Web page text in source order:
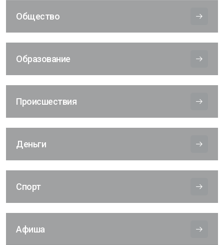
Общество
Образование
Происшествия
Деньги
Спорт
Афиша